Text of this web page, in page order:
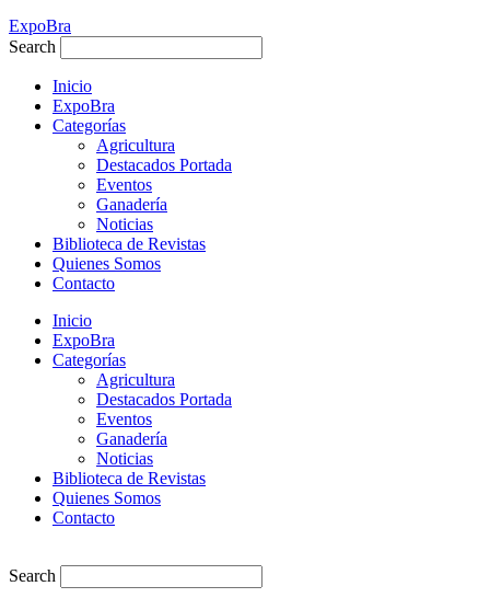
ExpoBra
Search
Inicio
ExpoBra
Categorías
Agricultura
Destacados Portada
Eventos
Ganadería
Noticias
Biblioteca de Revistas
Quienes Somos
Contacto
Inicio
ExpoBra
Categorías
Agricultura
Destacados Portada
Eventos
Ganadería
Noticias
Biblioteca de Revistas
Quienes Somos
Contacto
Search